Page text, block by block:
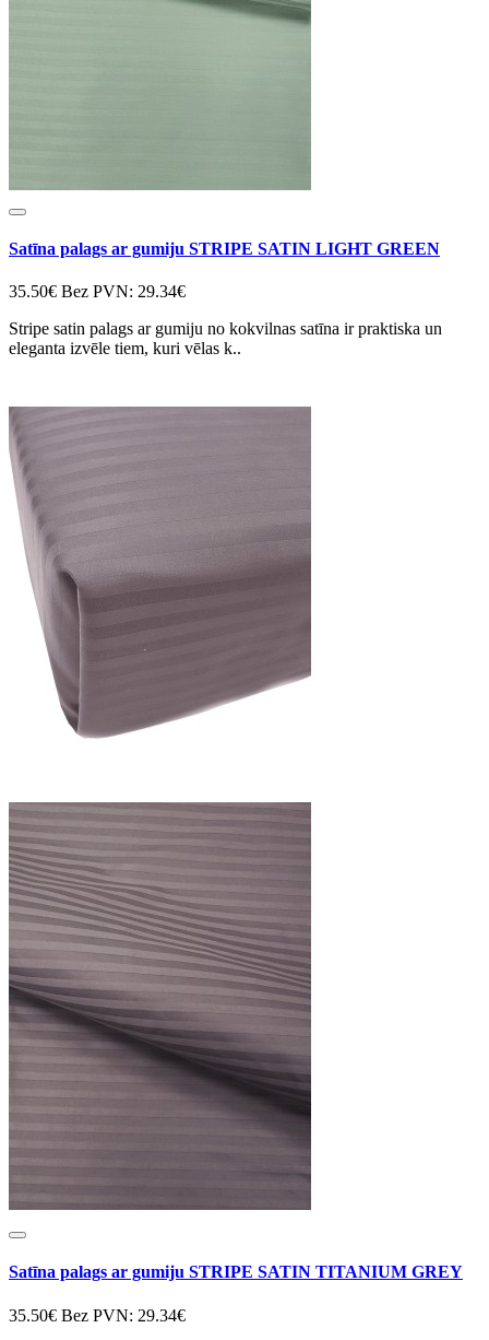
Satīna palags ar gumiju STRIPE SATIN LIGHT GREEN
35.50€ Bez PVN: 29.34€
Stripe satin palags ar gumiju no kokvilnas satīna ir praktiska un
eleganta izvēle tiem, kuri vēlas k..
Satīna palags ar gumiju STRIPE SATIN TITANIUM GREY
35.50€ Bez PVN: 29.34€